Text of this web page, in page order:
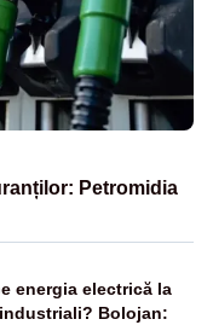
Petromidia
energia electrică la
Bolojan: